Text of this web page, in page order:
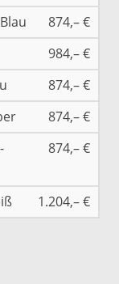
874,– €
984,– €
874,– €
874,– €
874,– €
1.204,– €